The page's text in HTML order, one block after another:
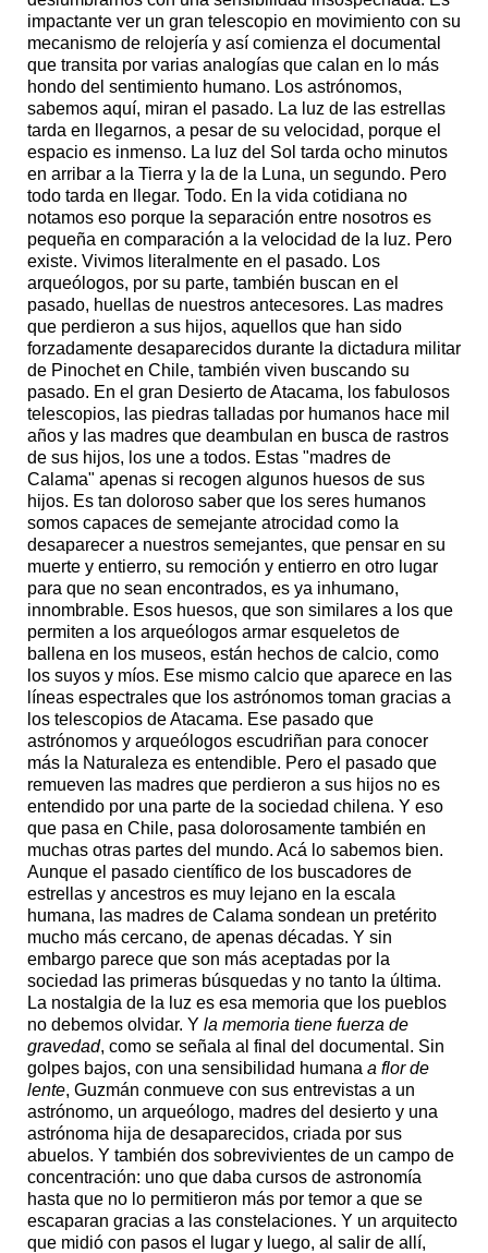
impactante ver un gran telescopio en movimiento con su
mecanismo de relojería y así comienza el documental
que transita por varias analogías que calan en lo más
hondo del sentimiento humano. Los astrónomos,
sabemos aquí, miran el pasado. La luz de las estrellas
tarda en llegarnos, a pesar de su velocidad, porque el
espacio es inmenso. La luz del Sol tarda ocho minutos
en arribar a la Tierra y la de la Luna, un segundo. Pero
todo tarda en llegar. Todo. En la vida cotidiana no
notamos eso porque la separación entre nosotros es
pequeña en comparación a la velocidad de la luz. Pero
existe. Vivimos literalmente en el pasado. Los
arqueólogos, por su parte, también buscan en el
pasado, huellas de nuestros antecesores. Las madres
que perdieron a sus hijos, aquellos que han sido
forzadamente desaparecidos durante la dictadura militar
de Pinochet en Chile, también viven buscando su
pasado. En el gran Desierto de Atacama, los fabulosos
telescopios, las piedras talladas por humanos hace mil
años y las madres que deambulan en busca de rastros
de sus hijos, los une a todos. Estas "madres de
Calama" apenas si recogen algunos huesos de sus
hijos. Es tan doloroso saber que los seres humanos
somos capaces de semejante atrocidad como la
desaparecer a nuestros semejantes, que pensar en su
muerte y entierro, su remoción y entierro en otro lugar
para que no sean encontrados, es ya inhumano,
innombrable. Esos huesos, que son similares a los que
permiten a los arqueólogos armar esqueletos de
ballena en los museos, están hechos de calcio, como
los suyos y míos. Ese mismo calcio que aparece en las
líneas espectrales que los astrónomos toman gracias a
los telescopios de Atacama. Ese pasado que
astrónomos y arqueólogos escudriñan para conocer
más la Naturaleza es entendible. Pero el pasado que
remueven las madres que perdieron a sus hijos no es
entendido por una parte de la sociedad chilena. Y eso
que pasa en Chile, pasa dolorosamente también en
muchas otras partes del mundo. Acá lo sabemos bien.
Aunque el pasado científico de los buscadores de
estrellas y ancestros es muy lejano en la escala
humana, las madres de Calama sondean un pretérito
mucho más cercano, de apenas décadas. Y sin
embargo parece que son más aceptadas por la
sociedad las primeras búsquedas y no tanto la última.
La nostalgia de la luz es esa memoria que los pueblos
no debemos olvidar. Y la memoria tiene fuerza de
gravedad, como se señala al final del documental. Sin
golpes bajos, con una sensibilidad humana a flor de
lente, Guzmán conmueve con sus entrevistas a un
astrónomo, un arqueólogo, madres del desierto y una
astrónoma hija de desaparecidos, criada por sus
abuelos. Y también dos sobrevivientes de un campo de
concentración: uno que daba cursos de astronomía
hasta que no lo permitieron más por temor a que se
escaparan gracias a las constelaciones. Y un arquitecto
que midió con pasos el lugar y luego, al salir de allí,